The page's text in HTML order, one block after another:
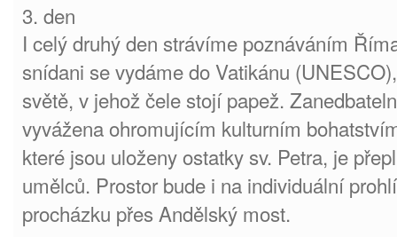
3. den
I celý druhý den strávíme poznáváním
snídani se vydáme do Vatikánu
světě, v jehož čele stojí papež.
vyvážena ohromujícím kulturním
které jsou uloženy ostatky sv. Petra, je
umělců. Prostor bude i na individuální
procházku přes Andělský most.